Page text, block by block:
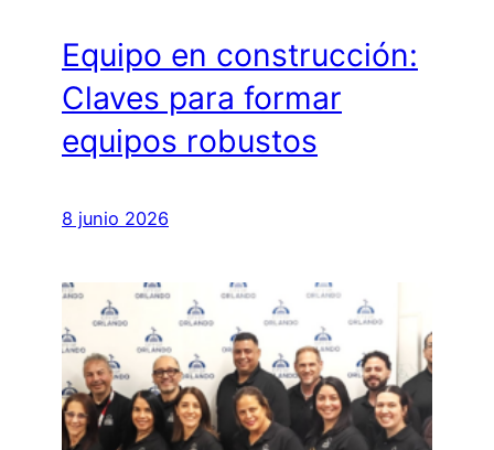
Equipo en construcción:
Claves para formar
equipos robustos
8 junio 2026